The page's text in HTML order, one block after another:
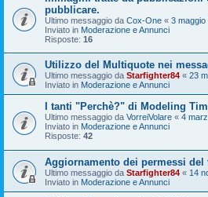
pubblicare.
Ultimo messaggio da Cox-One « 3 maggio
Inviato in Moderazione e Annunci
Risposte: 16
Utilizzo del Multiquote nei
Ultimo messaggio da Starfighter84 « 23
Inviato in Moderazione e Annunci
I tanti "Perchè?" di Modeling
Ultimo messaggio da VorreiVolare « 4
Inviato in Moderazione e Annunci
Risposte: 42
Aggiornamento dei permessi del
Ultimo messaggio da Starfighter84 « 14
Inviato in Moderazione e Annunci